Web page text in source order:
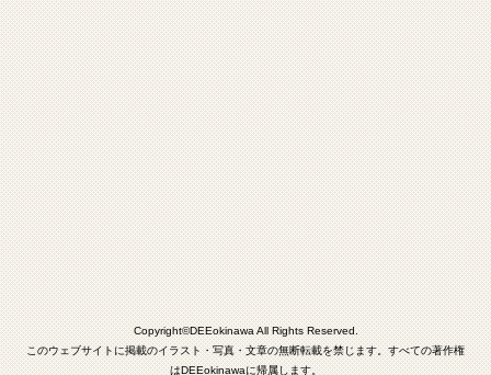
Copyright©DEEokinawa All Rights Reserved.
このウェブサイトに掲載のイラスト・写真・文章の無断転載を禁じます。すべての著作権
はDEEokinawaに帰属します。